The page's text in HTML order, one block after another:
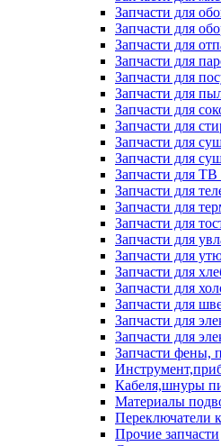
Запчасти для
Запчасти для
Запчасти для
Запчасти для
Запчасти для
Запчасти для
Запчасти для
Запчасти для
Запчасти для
Запчасти для
Запчасти для ТВ
Запчасти для
Запчасти для
Запчасти для
Запчасти для
Запчасти для
Запчасти для
Запчасти для
Запчасти для
Запчасти для
Запчасти для
Запчасти фены,
Кабеля,шнуры
Материалы
Переключатели
Прочие запчасти